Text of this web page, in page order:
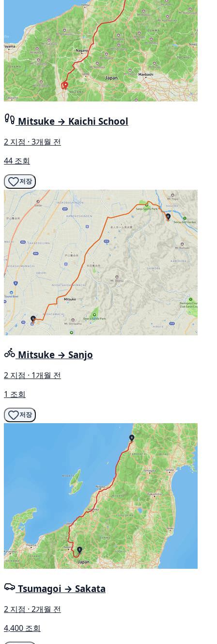
Mitsuke → Kaichi School
2 지점 · 3개월 전
44 조회
저장
Mitsuke → Sanjo
2 지점 · 1개월 전
1 조회
저장
Tsumagoi → Sakata
2 지점 · 2개월 전
4,400 조회